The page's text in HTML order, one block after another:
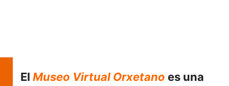
El Museo Virtual Orxetano es una